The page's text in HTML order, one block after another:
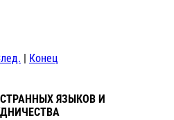
| Конец
ЯЗЫКОВ И